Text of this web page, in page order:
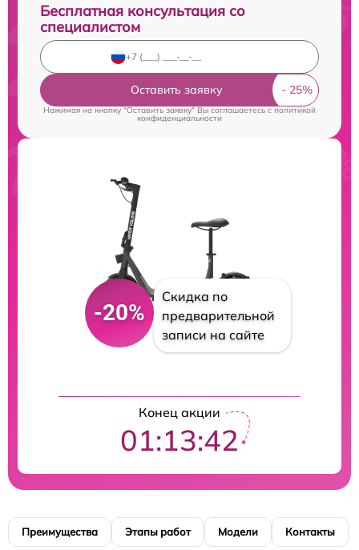
Бесплатная консультация со
специалистом
Оставить заявку
Нажимая на кнопку "Оставить заявку" Вы соглашаетесь cполитикой
конфиденциальности
-20%
Скидка по
предварительной
записи на сайте
Конец акции
01:13:42
Преимущества Этапы работ Модели Контакты